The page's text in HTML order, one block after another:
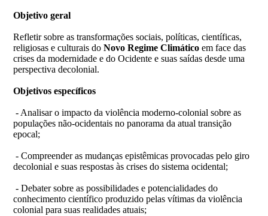
Objetivo geral
Refletir sobre as transformações sociais, políticas, científicas,
religiosas e culturais doNovo Regime Climático em face das
crises da modernidade e do Ocidente e suas saídas desde uma
perspectiva decolonial.
Objetivos específicos
- Analisar o impacto da violência moderno-colonial sobre as
populações não-ocidentais no panorama da atual transição
epocal;
- Compreender as mudanças epistêmicas provocadas pelo giro
decolonial e suas respostas às crises do sistema ocidental;
- Debater sobre as possibilidades e potencialidades do
conhecimento científico produzido pelas vítimas da violência
colonial para suas realidades atuais;